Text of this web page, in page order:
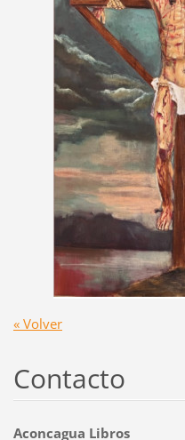
« Volver
Contacto
Aconcagua Libros